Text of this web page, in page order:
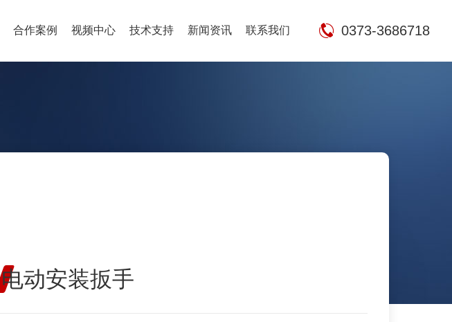
合作案例 视频中心 技术支持 新闻资讯 联系我们 0373-3686718
电动安装扳手